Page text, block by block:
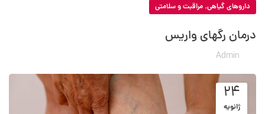
داروهای گیاهی, مراقبت و سلامتی
درمان رگهای واریس
Admin
24
ژانویه